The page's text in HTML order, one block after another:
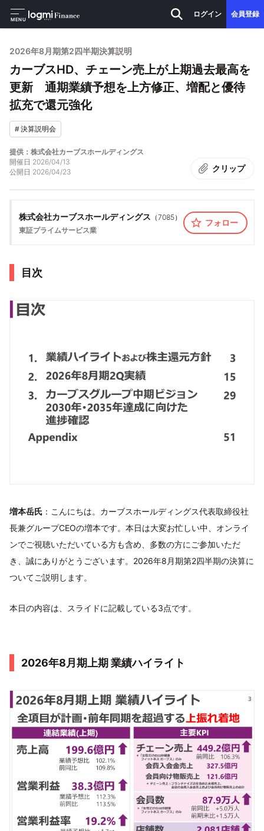
MENU
ログイン 会員登録
2026年8月期第2四半期決算説明
カーブスHD、チェーン売上が上期過去最高を
更新 通期業績予想を上方修正、増配と優待
拡充で還元強化
#決算説明会
提供：株式会社カーブスホールディングス
開催日 2026/04/13
公開日 2026/04/23 クリップ
株式会社カーブスホールディングス （7085）
東証プライムサービス業
フォロー
目次
増本岳氏 ：こんにちは。カーブスホールディングス代表取締役社
長兼グループCEOの増本です。本日は大変お忙しい中、オンライ
ンでご視聴いただいている方も含め、多数の方にご参加いただ
き、誠にありがとうございます。2026年8月期第2四半期の決算に
ついてご説明します。
本日の内容は、スライドに記載している3点です。
2026年8月期上期 業績ハイライト